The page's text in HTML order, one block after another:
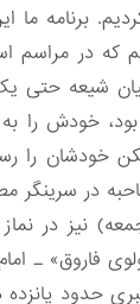
برنامه
در مراسم
شیعه
حاج سیدیوسف الموسوی
خودشان را
در سرینگر
نیز در
فاروق» ـ
حدود